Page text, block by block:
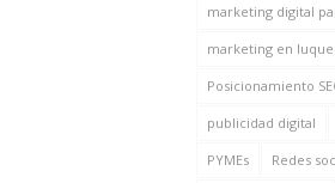
marketing digital
marketing en luque
Posicionamiento
publicidad digital
PYMEs Redes